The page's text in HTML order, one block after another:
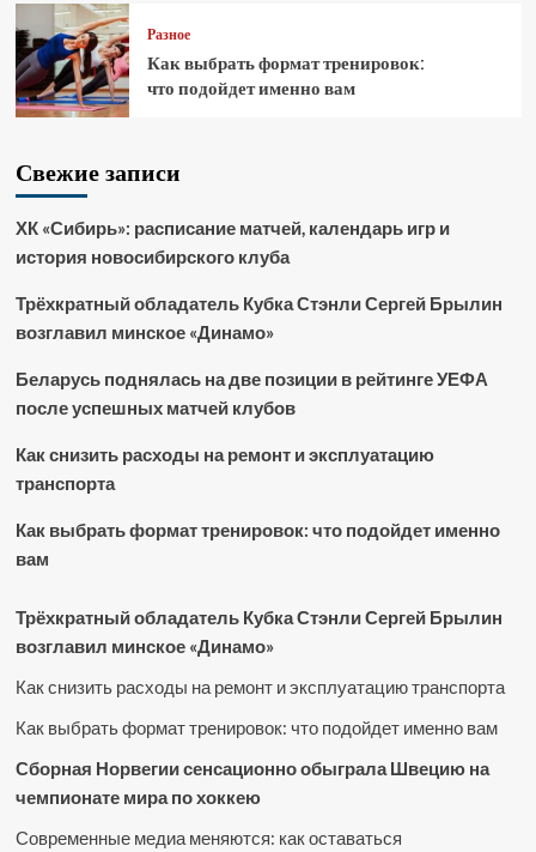
Разное
Как выбрать формат тренировок:
что подойдет именно вам
Свежие записи
ХК «Сибирь»: расписание матчей, календарь игр и
история новосибирского клуба
Трёхкратный обладатель Кубка Стэнли Сергей Брылин
возглавил минское «Динамо»
Беларусь поднялась на две позиции в рейтинге УЕФА
после успешных матчей клубов
Как снизить расходы на ремонт и эксплуатацию
транспорта
Как выбрать формат тренировок: что подойдет именно
вам
Трёхкратный обладатель Кубка Стэнли Сергей Брылин
возглавил минское «Динамо»
Как снизить расходы на ремонт и эксплуатацию транспорта
Как выбрать формат тренировок: что подойдет именно вам
Сборная Норвегии сенсационно обыграла Швецию на
чемпионате мира по хоккею
Современные медиа меняются: как оставаться